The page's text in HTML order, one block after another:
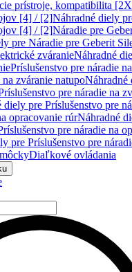
prístroje, kompatibilita
[4] / [2]Náhradné diely
[4] / [2]Náradie pre
pre Náradie pre Geberit
zváranieNáhradné
Príslušenstvo pre náradie
zváranie natupoNáhradné
pre náradie na
diely pre Príslušenstvo pre
opracovanie rúrNáhradné
pre náradie na
pre Príslušenstvo pre
Diaľkové ovládania